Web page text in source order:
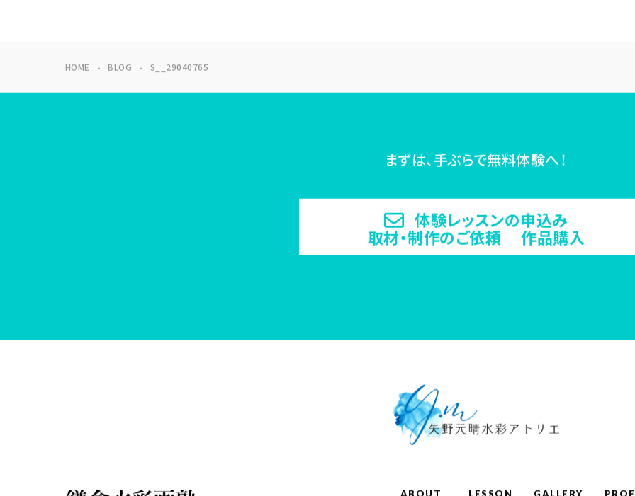
HOME BLOG S__29040765
まずは、手ぶらで無料体験へ！
体験レッスンの申込み
取材・制作のご依頼 作品購入